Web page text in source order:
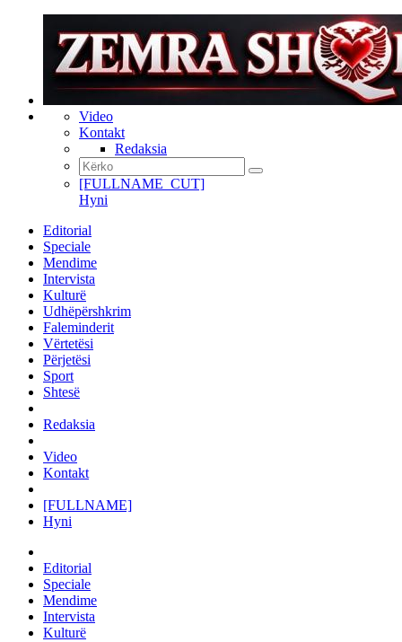
Video
Kontakt
Redaksia
[FULLNAME_CUT]
Hyni
Editorial
Speciale
Mendime
Intervista
Kulturë
Udhëpërshkrim
Faleminderit
Vërtetësi
Përjetësi
Sport
Shtesë
Redaksia
Video
Kontakt
[FULLNAME]
Hyni
Editorial
Speciale
Mendime
Intervista
Kulturë